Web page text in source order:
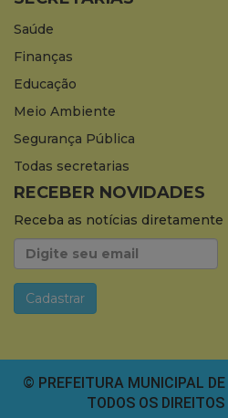
Saúde
Finanças
Educação
Meio Ambiente
Segurança Pública
Todas secretarias
RECEBER NOVIDADES
Receba as notícias diretamente
© PREFEITURA MUNICIPAL DE
TODOS OS DIREITOS